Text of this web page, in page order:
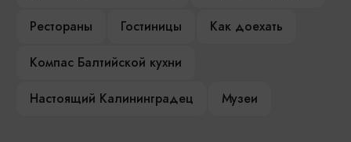
Рестораны
Гостиницы
Как доехать
Компас Балтийской кухни
Настоящий Калининградец
Музеи